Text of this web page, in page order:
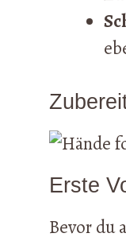
Erste
Bevor du